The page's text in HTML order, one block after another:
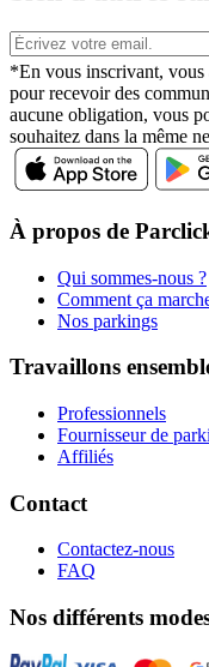
*En vous inscrivant,
pour recevoir des
aucune obligation, vous
souhaitez dans la même
À propos de
Qui sommes-nous ?
Comment ça
Nos parkings
Travaillons
Professionnels
Fournisseur de
Affiliés
Contact
Contactez-nous
FAQ
Nos différents